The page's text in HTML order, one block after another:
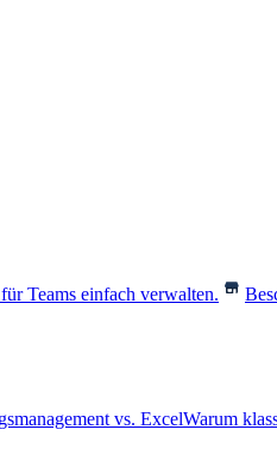
Teams einfach verwalten.
vs. ExcelWarum